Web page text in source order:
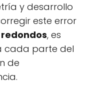
y desarrollo
este error
redondos, es
cada parte del
de